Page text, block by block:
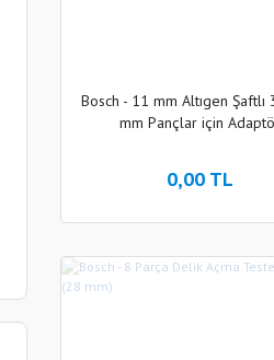
Bosch - 11 mm Altıgen Şaftlı
mm Pançlar için
0,00 TL